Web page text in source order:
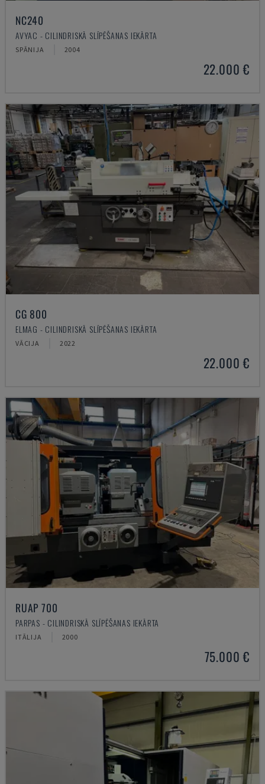
NC240
AVYAC - CILINDRISKĀ SLĪPĒŠANAS IEKĀRTA
SPĀNIJA 2004
22.000 €
CG 800
ELMAG - CILINDRISKĀ SLĪPĒŠANAS IEKĀRTA
VĀCIJA 2022
22.000 €
RUAP 700
PARPAS - CILINDRISKĀ SLĪPĒŠANAS IEKĀRTA
ITĀLIJA 2000
75.000 €